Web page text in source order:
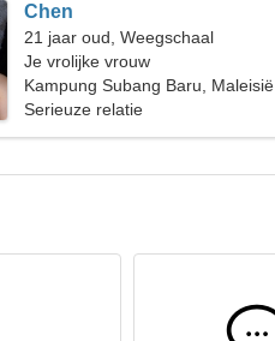
Chen
21 jaar oud, Weegschaal
Je vrolijke vrouw
Kampung Subang Baru, Maleisië
Serieuze relatie